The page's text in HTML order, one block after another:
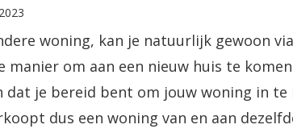
woning, kan je natuurlijk gewoon
om aan een nieuw huis te
je bereid bent om jouw woning in te
dus een woning van en aan